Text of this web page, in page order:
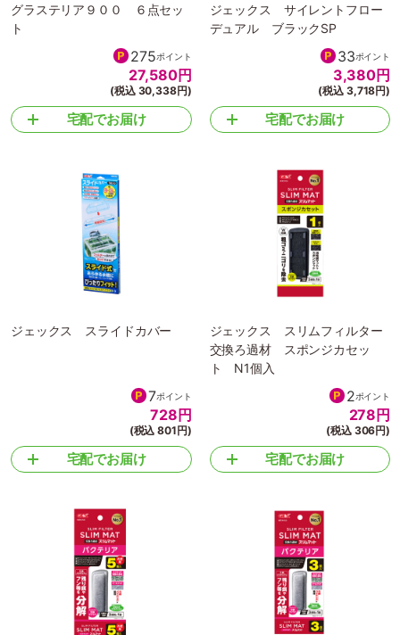
グラステリア９００ ６点セッ
ト
275ポイント
27,580円
(税込 30,338円)
宅配でお届け
ジェックス サイレントフロー
デュアル ブラックSP
33ポイント
3,380円
(税込 3,718円)
宅配でお届け
ジェックス スライドカバー
7ポイント
728 円
(税込 801円)
宅配でお届け
ジェックス スリムフィルター
交換ろ過材 スポンジカセッ
ト N1個入
2ポイント
278 円
(税込 306円)
宅配でお届け